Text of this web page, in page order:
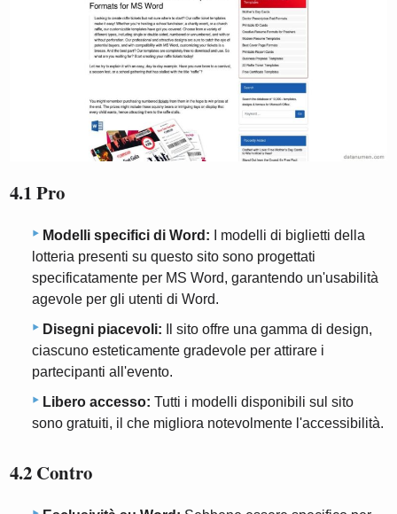
4.1 Pro
Modelli specifici di Word: I modelli di biglietti della
lotteria presenti su questo sito sono progettati
specificatamente per MS Word, garantendo un'usabilità
agevole per gli utenti di Word.
Disegni piacevoli: Il sito offre una gamma di design,
ciascuno esteticamente gradevole per attirare i
partecipanti all'evento.
Libero accesso: Tutti i modelli disponibili sul sito
sono gratuiti, il che migliora notevolmente l'accessibilità.
4.2 Contro